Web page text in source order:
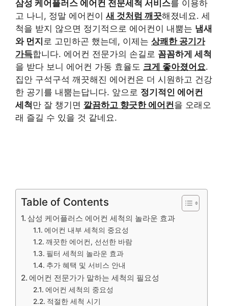
삼성 케어플러스 에어컨 전문세척 서비스를 이용하
고 나니, 정말 에어컨이 새 것처럼 깨끗해졌네요. 세
척을 받지 않으면 정기적으로 에어컨이 내뿜는 냄새
와 먼지 로 고민하곤 했는데, 이제는 상쾌한 공기가
가득합니다. 에어컨 전문가의 손길로 꼼꼼하게 세척
을 받다 보니 에어컨 가동 효율도 크게 좋아졌어요.
집안 구석구석 깨끗해진 에어컨은 더 시원하고 건강
한 공기를 내뿜는답니다. 앞으로 정기적인 에어컨
세척 만 잘 챙기면 깔끔하고 향긋한 에어컨을 오래오
래 즐길 수 있을 것 같네요.
Table of Contents
삼성 케어플러스 에어컨 세척의 놀라운 효과
에어컨 내부 세척의 중요성
깨끗한 에어컨, 선선한 바람
필터 세척의 놀라운 효과
추가 혜택 및 서비스 안내
에어컨 전문가가 말하는 세척의 필요성
에어컨 세척의 중요성
적절한 세척 시기